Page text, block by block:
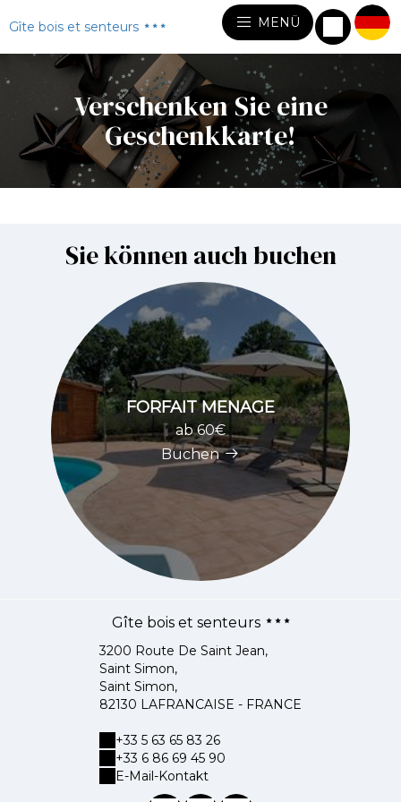
Gîte bois et senteurs MENÜ
Verschenken Sie eine
Geschenkkarte!
Sie können auch buchen
FORFAIT MENAGE
ab 60€
Buchen
Gîte bois et senteurs
3200 Route De Saint Jean,
Saint Simon,
Saint Simon,
82130 LAFRANCAISE - FRANCE
+33 5 63 65 83 26
+33 6 86 69 45 90
E-Mail-Kontakt